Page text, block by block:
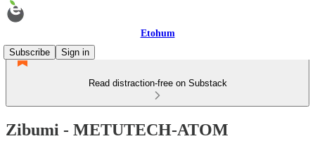
Etohum
Subscribe
Sign in
Read distraction-free on Substack
Zibumi - METUTECH-ATOM